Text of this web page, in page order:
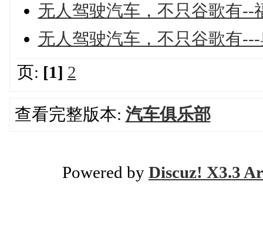
无人驾驶汽车，不只谷歌有--
无人驾驶汽车，不只谷歌有
页: [1] 2
查看完整版本: 汽车俱乐部
Powered by Discuz! X3.3